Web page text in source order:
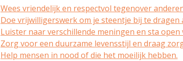
Wees vriendelijk en respectvol tegenover
Doe vrijwilligerswerk om je steentje bij te dragen
Luister naar verschillende meningen en sta open
Zorg voor een duurzame levensstijl en draag
Help mensen in nood of die het moeilijk hebben.